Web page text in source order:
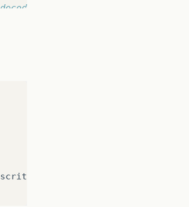
para Unicode e devolve
e devolve em string